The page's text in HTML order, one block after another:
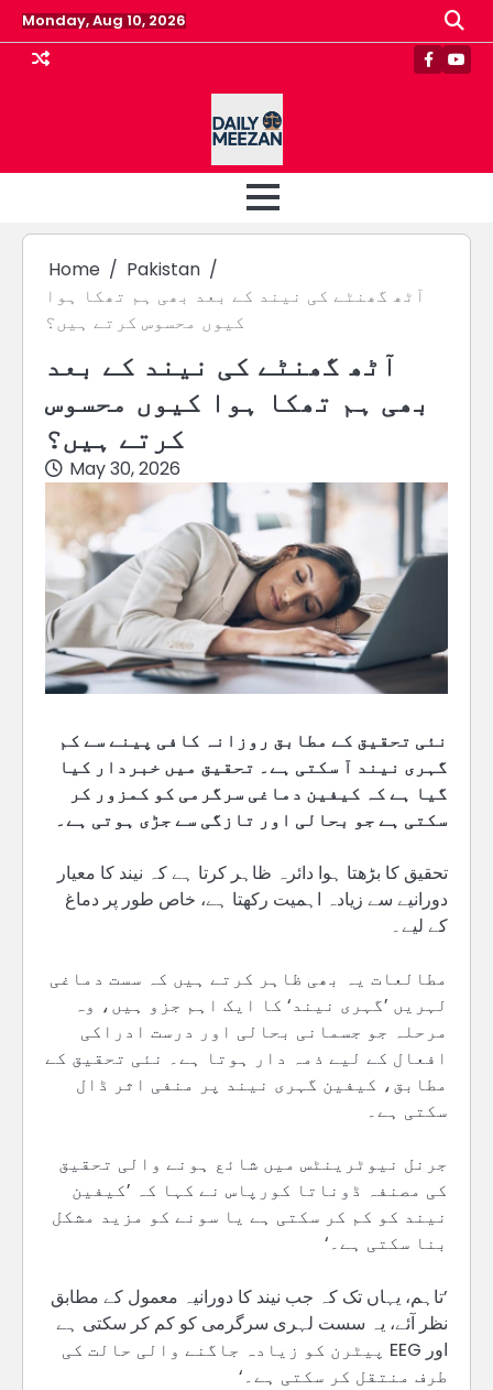
Skip
to
content
Monday, Aug 10, 2026
Home
Pakistan
آٹھ گھنٹے کی نیند کے بعد بھی ہم تھکا ہوا
کیوں محسوس کرتے ہیں؟
آٹھ گھنٹے کی نیند کے بعد
بھی ہم تھکا ہوا کیوں محسوس
کرتے ہیں؟
May 30, 2026
نئی تحقیق کے مطابق روزانہ کافی پینے سے کم
گہری نیند آ سکتی ہے۔ تحقیق میں خبردار کیا
گیا ہے کہ کیفین دماغی سرگرمی کو کمزور کر
سکتی ہے جو بحالی اور تازگی سے جڑی ہوتی ہے۔
تحقیق کا بڑھتا ہوا دائرہ ظاہر کرتا ہے کہ نیند کا معیار
دورانیے سے زیادہ اہمیت رکھتا ہے، خاص طور پر دماغ
کے لیے۔
مطالعات یہ بھی ظاہر کرتے ہیں کہ سست دماغی
لہریں ’گہری نیند‘ کا ایک اہم جزو ہیں، وہ
مرحلہ جو جسمانی بحالی اور درست ادراکی
افعال کے لیے ذمہ دار ہوتا ہے۔ نئی تحقیق کے
مطابق، کیفین گہری نیند پر منفی اثر ڈال
سکتی ہے۔
جرنل نیوٹرینٹس میں شائع ہونے والی تحقیق
کی مصنفہ ڈوناتا کورپاس نے کہا کہ ’کیفین
نیند کو کم کر سکتی ہے یا سونے کو مزید مشکل
بنا سکتی ہے۔‘
’تاہم، یہاں تک کہ جب نیند کا دورانیہ معمول کے مطابق
نظر آئے، یہ سست لہری سرگرمی کو کم کر سکتی ہے
اور EEG پیٹرن کو زیادہ جاگنے والی حالت کی
طرف منتقل کر سکتی ہے۔‘